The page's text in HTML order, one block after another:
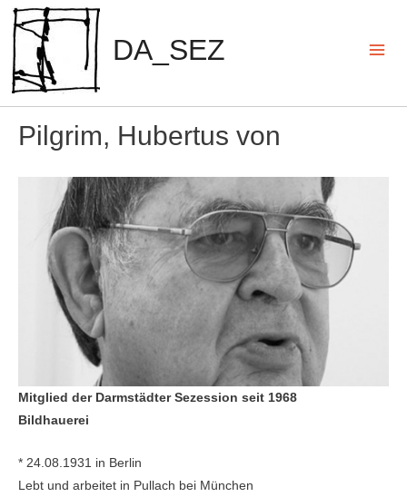
Zum
Inhalt
springen
DA_SEZ
Pilgrim, Hubertus von
Mitglied der Darmstädter Sezession seit 1968
Bildhauerei
* 24.08.1931 in Berlin
Lebt und arbeitet in Pullach bei München